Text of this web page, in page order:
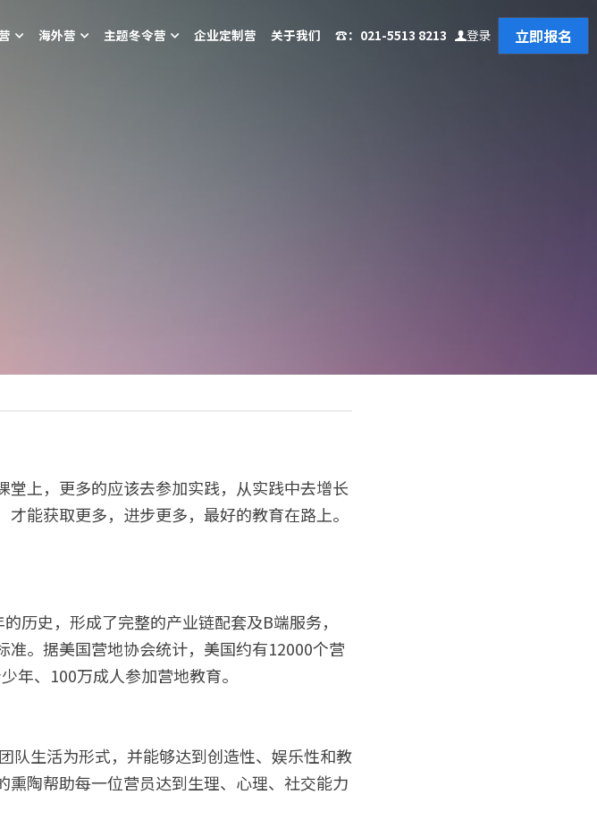
海外营 主题冬令营 企业定制营 关于我们 ☎️：021-5513 8213 登录 立即报名
上，更多的应该去参加实践，从实践中去增长
能获取更多，进步更多，最好的教育在路上。
历史，形成了完整的产业链配套及B端服务，
。据美国营地协会统计，美国约有12000个营
年、100万成人参加营地教育。
生活为形式，并能够达到创造性、娱乐性和教
陶帮助每一位营员达到生理、心理、社交能力